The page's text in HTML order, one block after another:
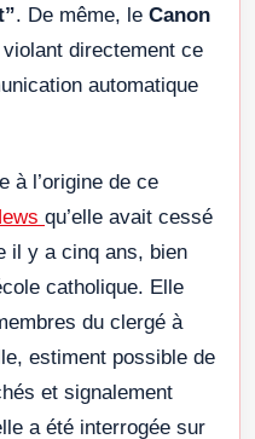
. De même, le Canon
directement ce
automatique
à l’origine de ce
qu’elle avait cessé
il y a cinq ans, bien
catholique. Elle
du clergé à
estiment possible de
et signalement
a été interrogée sur